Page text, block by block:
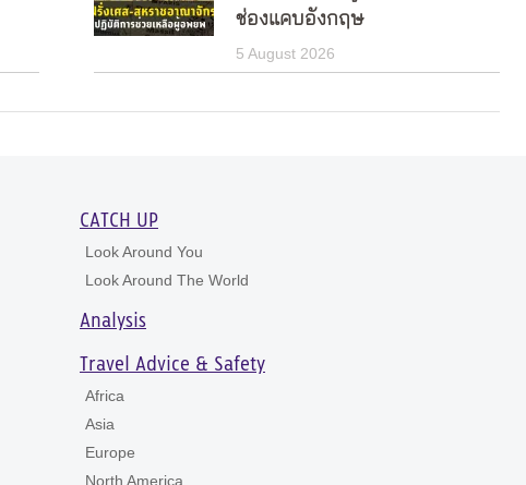
ช่องแคบอังกฤษ
5 August 2026
CATCH UP
Look Around You
Look Around The World
Analysis
Travel Advice & Safety
Africa
Asia
Europe
North America